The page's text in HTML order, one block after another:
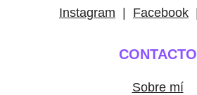
Instagram Facebook
CONTACTO
Sobre mí